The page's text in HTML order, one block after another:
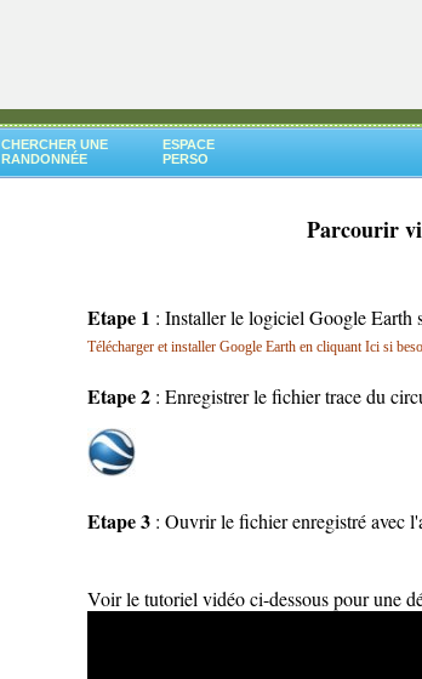
CHERCHER UNE
RANDONNÉE
ESPACE
PERSO
Parcourir
Etape 1 : Installer le logiciel Google Earth
Télécharger et installer Google Earth en cliquant Ici si
Etape 2 : Enregistrer le fichier trace du
Etape 3 : Ouvrir le fichier enregistré avec
Voir le tutoriel vidéo ci-dessous pour une